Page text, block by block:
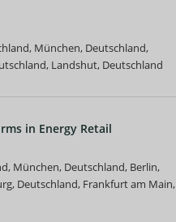
München, Deutschland,
Landshut, Deutschland
in Energy Retail
München, Deutschland, Berlin,
Deutschland, Frankfurt am Main,